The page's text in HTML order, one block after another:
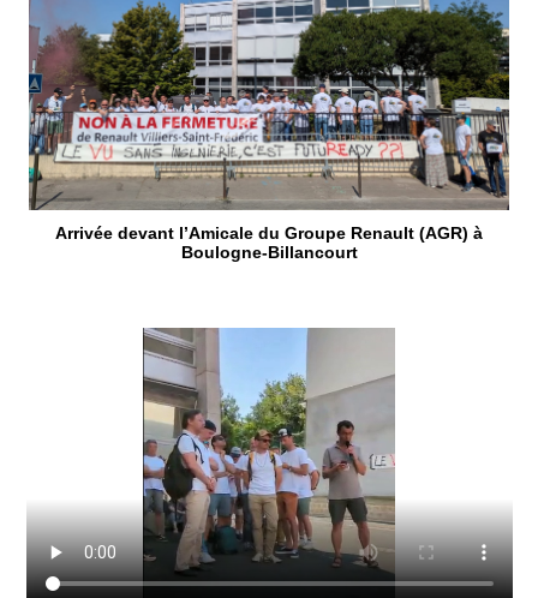
Arrivée devant l’Amicale du Groupe Renault (AGR) à
Boulogne-Billancourt